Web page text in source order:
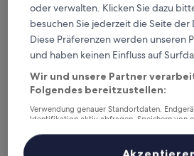
Hôtel de la Baie de
Hôtel de la Baie de Wissant
3.0-
Sterne-
Wissant
9.4
von
10,
Außergewöhnlich,
(84
Bewertungen)
9,4/10 Außergewöhnlich (84
Best Western Marquise Cote
oder verwalten. Klicken Sie dazu
besuchen Sie jederzeit die Seite
Diese Präferenzen werden unseren
und haben keinen Einfluss auf
Wir und unsere Partner
Folgendes bereitzustellen:
Verwendung genauer Standortdaten.
Identifikation aktiv abfragen. Speichern von
Inhalte, Messung von Werbeleistung und der
Zielgruppenforschung sowie Entwicklung und